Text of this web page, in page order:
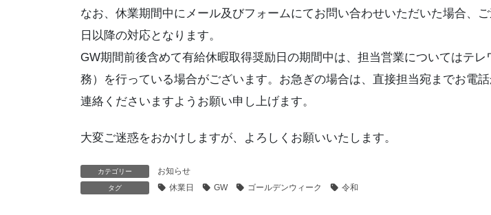
なお、休業期間中にメール及びフォームにてお問い合わせいただいた場合、
日以降の対応となります。
GW期間前後含めて有給休暇取得奨励日の期間中は、担当営業についてはテレ
務）を行っている場合がございます。お急ぎの場合は、直接担当宛までお電
連絡くださいますようお願い申し上げます。
大変ご迷惑をおかけしますが、よろしくお願いいたします。
カテゴリー お知らせ
タグ 休業日 GW ゴールデンウィーク 令和